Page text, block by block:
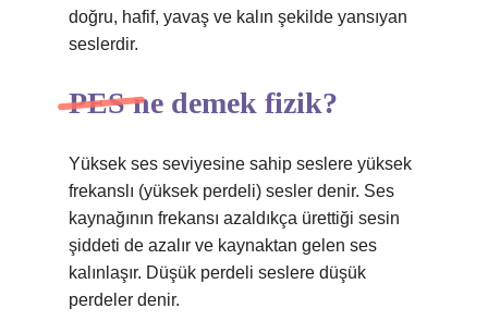
doğru, hafif, yavaş ve kalın şekilde yansıyan
seslerdir.
PES ne demek fizik?
Yüksek ses seviyesine sahip seslere yüksek
frekanslı (yüksek perdeli) sesler denir. Ses
kaynağının frekansı azaldıkça ürettiği sesin
şiddeti de azalır ve kaynaktan gelen ses
kalınlaşır. Düşük perdeli seslere düşük
perdeler denir.